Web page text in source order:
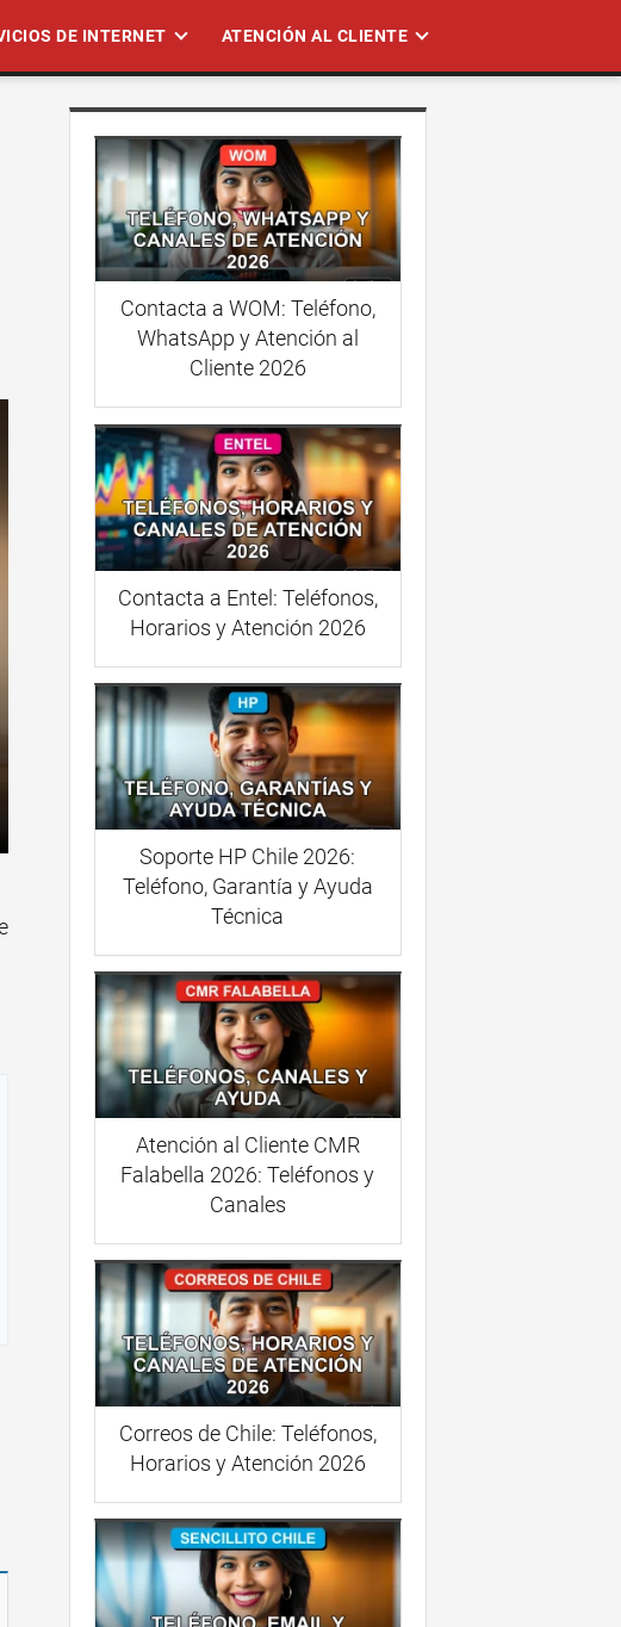
DE INTERNET ATENCIÓN AL CLIENTE
Contacta a WOM: Teléfono,
WhatsApp y Atención al
Cliente 2026
Contacta a Entel: Teléfonos,
Horarios y Atención 2026
Soporte HP Chile 2026:
Teléfono, Garantía y Ayuda
Técnica
Atención al Cliente CMR
Falabella 2026: Teléfonos y
Canales
Correos de Chile: Teléfonos,
Horarios y Atención 2026